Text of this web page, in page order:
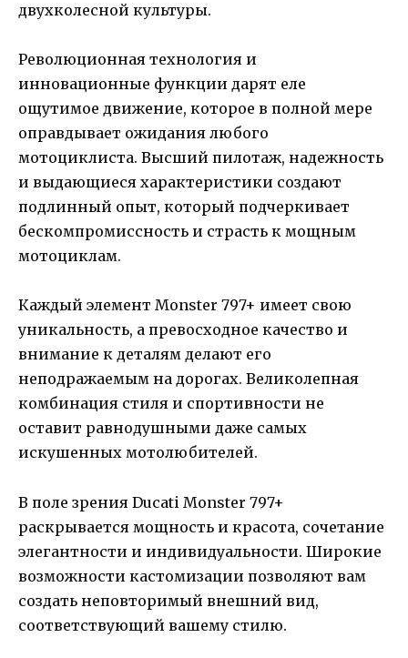
двухколесной культуры.
Революционная технология и
инновационные функции дарят еле
ощутимое движение, которое в полной мере
оправдывает ожидания любого
мотоциклиста. Высший пилотаж, надежность
и выдающиеся характеристики создают
подлинный опыт, который подчеркивает
бескомпромиссность и страсть к мощным
мотоциклам.
Каждый элемент Monster 797+ имеет свою
уникальность, а превосходное качество и
внимание к деталям делают его
неподражаемым на дорогах. Великолепная
комбинация стиля и спортивности не
оставит равнодушными даже самых
искушенных мотолюбителей.
В поле зрения Ducati Monster 797+
раскрывается мощность и красота, сочетание
элегантности и индивидуальности. Широкие
возможности кастомизации позволяют вам
создать неповторимый внешний вид,
соответствующий вашему стилю.